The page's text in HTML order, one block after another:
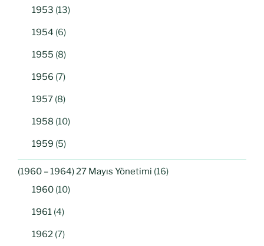
1953 (13)
1954 (6)
1955 (8)
1956 (7)
1957 (8)
1958 (10)
1959 (5)
(1960 – 1964) 27 Mayıs Yönetimi (16)
1960 (10)
1961 (4)
1962 (7)